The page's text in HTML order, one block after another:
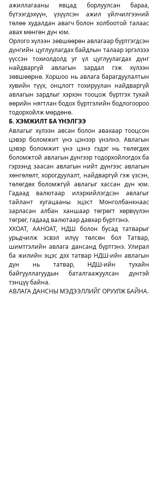
ажиллагааны явцад борлуулсан бараа,
бүтээгдэхүүн, үзүүлсэн ажил үйлчилгээний
төлөө худалдан авагч болон холбоотой талаас
авах мөнгөн дүн юм.
Орлого хүлээн зөвшөөрөн авлагаар бүртгэгдсэн
дүнгийн цуглуулагдах байдлын талаар эргэлзээ
үүссэн тохиолдолд уг үл цуглуулагдах дүнг
найдваргүй авлагын зардал гэж хүлээн
зөвшөөрнө. Хоршоо нь авлага барагдуулалтын
хувийн түүх, онцлогт тохируулан найдваргүй
авлагын зардлыг хэрхэн тооцож бүртгэх тухай
өөрийн нягтлан бодох бүртгэлийн бодлогоороо
тодорхойлж мөрдөнө.
Б. ХЭМЖИЛТ БА ҮНЭЛГЭЭ
Авлагыг хүлээн авсан болон авахаар тооцсон
цэвэр боломжит үнэ цэнээр үнэлнэ. Авлагын
цэвэр боломжит үнэ цэнэ гэдэг нь төлөгдөх
боломжтой авлагын дүнгээр тодорхойлогдох ба
гэрээнд заасан авлагын нийт дүнгээс авлагын
хөнгөлөлт, хорогдуулалт, найдваргүй гэж үзсэн,
төлөгдөх боломжгүй авлагыг хассан дүн юм.
Гадаад валютаар илэрхийлэгдсэн авлагыг
тайлант хугацааны эцэст Монголбанкнаас
зарласан албан ханшаар төгрөгт хөрвүүлэн
төгрөг, гадаад валютаар давхар бүртгэнэ.
ХХОАТ, ААНОАТ, НДШ болон бусад татварыг
урьдчилж эсвэл илүү төлсөн бол Татвар,
шимтгэлийн авлага дансанд бүртгэнэ. Улирал
ба жилийн эцэс дэх татвар НДШ-ийн авлагын
дүн нь татвар, НДШ-ийн тухайн
байгууллагуудын баталгаажуулсан дүнтэй
тэнцүү байна.
АВЛАГА ДАНСНЫ МЭДЭЭЛЛИЙГ ОРУУЛЖ БАЙНА.